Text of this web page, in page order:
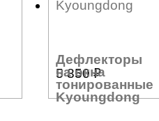
Дефлекторы
на окна
тонированные
Kyoungdong
5 850₽